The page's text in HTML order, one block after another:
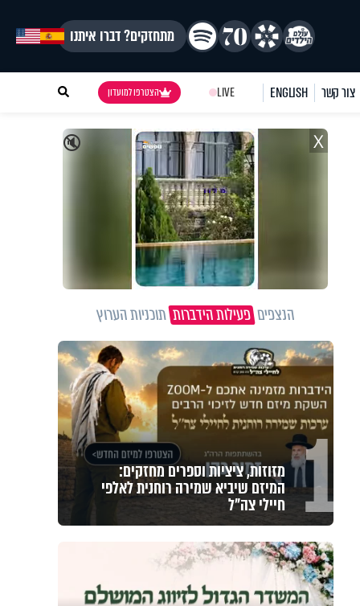
מתחזקים? דברו איתנו
צור קשר ENGLISH
LIVE הצטרפו למועדון
🔇 X
הנצפיםפעילות הידברותתוכניות הערוץ
1 מזוזות, ציציות וספרים מחזקים:
המיזם שיביא שמירה רוחנית לאלפי
חיילי צה"ל